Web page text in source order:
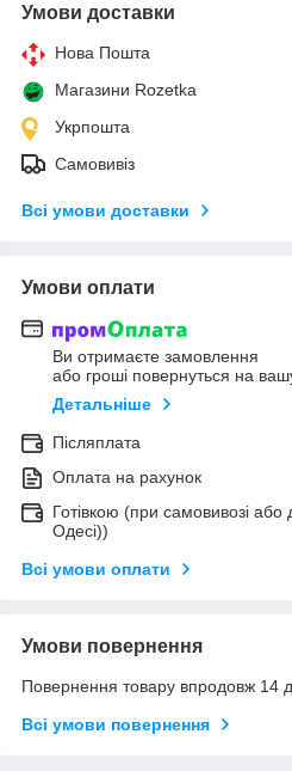
Умови доставки
Нова Пошта
Магазини Rozetka
Укрпошта
Самовивіз
Всі умови доставки
Умови оплати
Ви отримаєте замовлення
або гроші повернуться на
Детальніше
Післяплата
Оплата на рахунок
Готівкою (при самовивозі або
Одесі))
Всі умови оплати
Умови повернення
Повернення товару впродовж 14
Всі умови повернення